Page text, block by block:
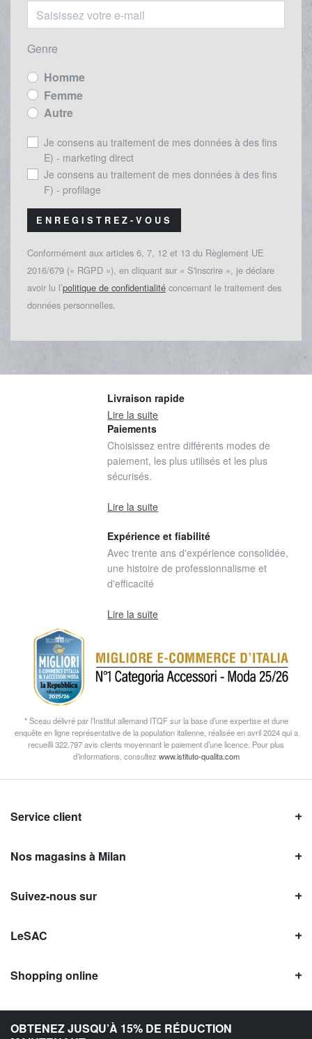
Genre
Homme
Femme
Autre
Je consens au traitement de mes données à des fins
E) - marketing direct
Je consens au traitement de mes données à des fins
F) - profilage
ENREGISTREZ-VOUS
Conformément aux articles 6, 7, 12 et 13 du Règlement UE
2016/679 (« RGPD »), en cliquant sur « S'inscrire », je déclare
avoir lu l’politique de confidentialité concernant le traitement des
données personnelles.
OBTENEZ JUSQU’À 15% DE RÉDUCTION
Livraison rapide
Lire la suite
Paiements
Choisissez entre différents modes de
paiement, les plus utilisés et les plus
sécurisés.
Lire la suite
Expérience et fiabilité
Avec trente ans d'expérience consolidée,
une histoire de professionnalisme et
d'efficacité
Lire la suite
* Sceau délivré par l’Institut allemand ITQF sur la base d’une expertise et dune
enquête en ligne représentative de la population italienne, réalisée en avril 2024 qui a
recueilli 322.797 avis clients moyennant le paiement d’une licence. Pour plus
d’informations, consultez www.istituto-qualita.com
Service client
Nos magasins à Milan
Suivez-nous sur
LeSAC
Shopping online
Avis LeSAC